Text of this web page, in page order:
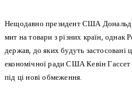
Нещодавно президент США Дональд
мит на товари з різних країн, однак
держав, до яких будуть застосовані
економічної ради США Кевін
під ці нові обмеження.